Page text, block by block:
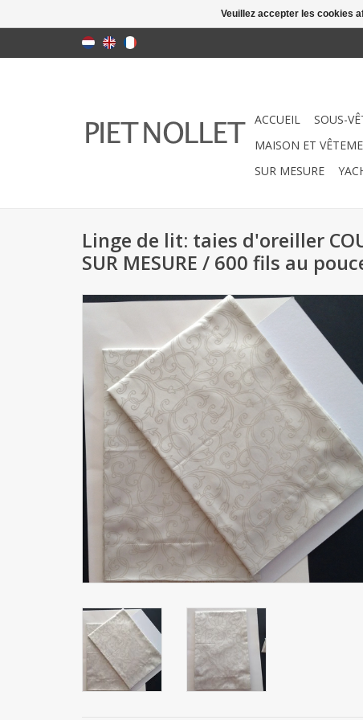
ACCUEIL SOUS-
MAISON ET
SUR MESURE
Linge de lit: taies d'oreiller
SUR MESURE / 600 fils au
Veuillez accepter les cookies